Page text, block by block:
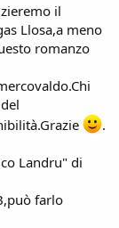
il
Llosa,a meno
romanzo
.
Landru" di
farlo